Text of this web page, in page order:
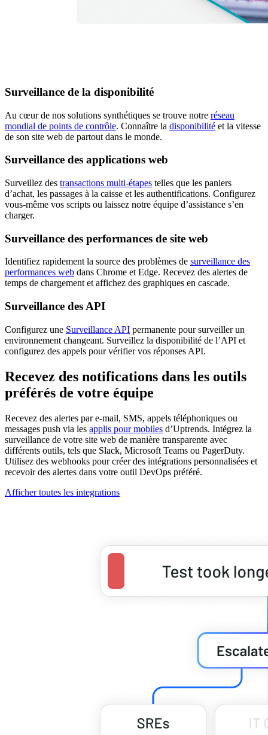
Surveillance de la disponibilité
Au cœur de nos solutions synthétiques se trouve notre réseau
mondial de points de contrôle. Connaître la disponibilité et la vitesse
de son site web de partout dans le monde.
Surveillance des applications web
Surveillez des transactions multi-étapes telles que les paniers
d’achat, les passages à la caisse et les authentifications. Configurez
vous-même vos scripts ou laissez notre équipe d’assistance s’en
charger.
Surveillance des performances de site web
Identifiez rapidement la source des problèmes de surveillance des
performances web dans Chrome et Edge. Recevez des alertes de
temps de chargement et affichez des graphiques en cascade.
Surveillance des API
Configurez une Surveillance API permanente pour surveiller un
environnement changeant. Surveillez la disponibilité de l’API et
configurez des appels pour vérifier vos réponses API.
Recevez des notifications dans les outils
préférés de votre équipe
Recevez des alertes par e-mail, SMS, appels téléphoniques ou
messages push via les applis pour mobiles d’Uptrends. Intégrez la
surveillance de votre site web de manière transparente avec
différents outils, tels que Slack, Microsoft Teams ou PagerDuty.
Utilisez des webhooks pour créer des intégrations personnalisées et
recevoir des alertes dans votre outil DevOps préféré.
Afficher toutes les integrations